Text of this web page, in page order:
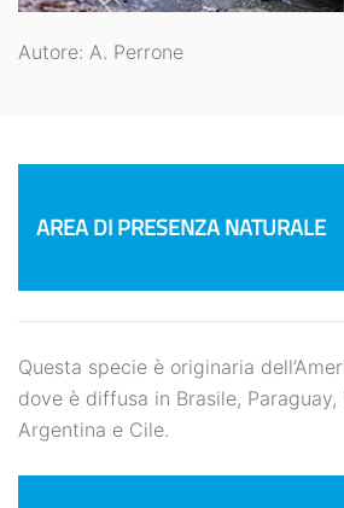
Autore: A. Perrone
AREA DI PRESENZA NATURALE
Questa specie è originaria
dove è diffusa in Brasile, Paraguay,
Argentina e Cile.